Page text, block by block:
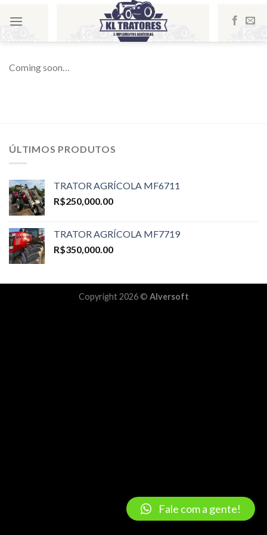
Coming soon…
ÚLTIMOS PRODUTOS
TRATOR AGRÍCOLA MF6711
R$250,000.00
TRATOR AGRÍCOLA MF7719
R$350,000.00
Copyright 2026 © Alversoft
Fale com a gente!